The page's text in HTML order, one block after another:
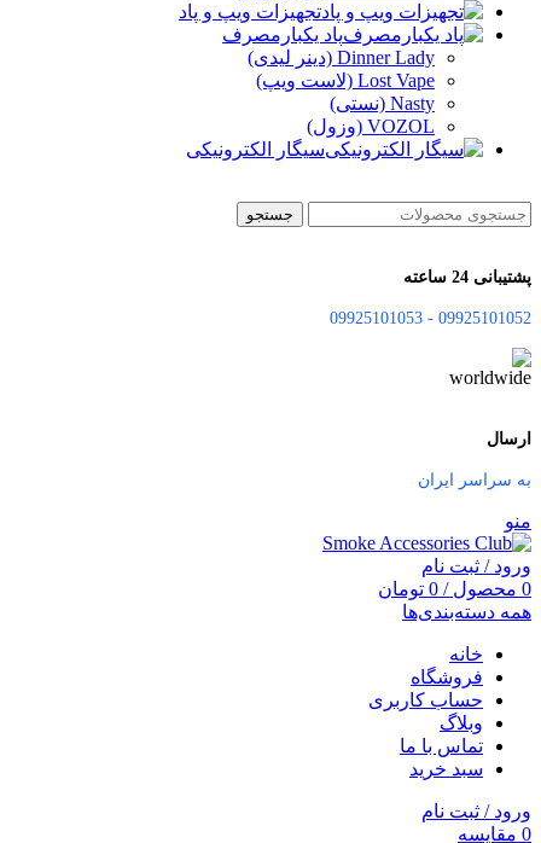
تجهیزات ویپ و پاد
پاد یکبارمصرف
Dinner Lady (دینر لیدی)
Lost Vape (لاست ویپ)
Nasty (نستی)
VOZOL (وزول)
سیگار الکترونیکی
جستجو
پشتیبانی 24 ساعته
09925101052 - 09925101053
ارسال
به سراسر ایران
منو
ورود / ثبت نام
0 محصول /
0 تومان
همه دسته‌بندی‌ها
خانه
فروشگاه
حساب کاربری
وبلاگ
تماس با ما
سبد خرید
ورود / ثبت نام
0 مقایسه